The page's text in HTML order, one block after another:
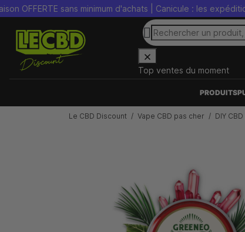
sans minimum d'achats | Canicule : les expéditions
Top ventes du moment
PRODUITS
Le CBD Discount Vape CBD pas cher DIY